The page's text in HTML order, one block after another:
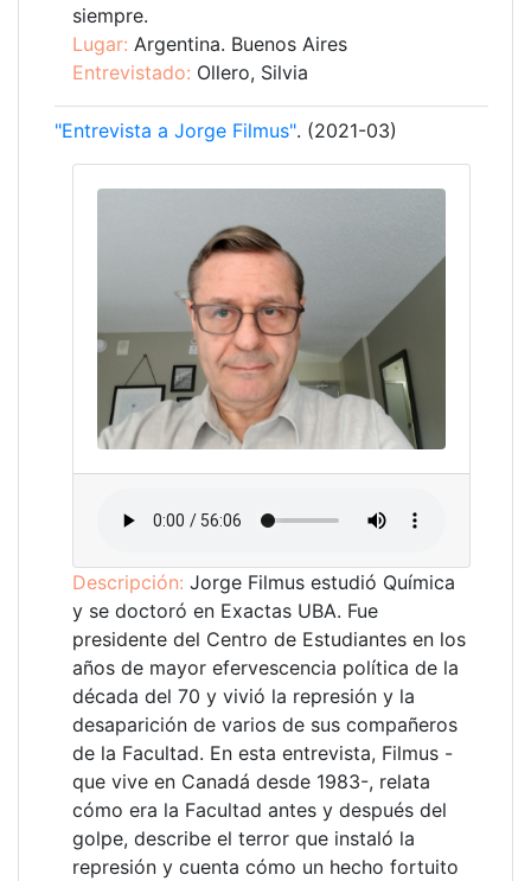
siempre.
Lugar: Argentina. Buenos Aires
Entrevistado: Ollero, Silvia
"Entrevista a Jorge Filmus". (2021-03)
Descripción: Jorge Filmus estudió Química
y se doctoró en Exactas UBA. Fue
presidente del Centro de Estudiantes en los
años de mayor efervescencia política de la
década del 70 y vivió la represión y la
desaparición de varios de sus compañeros
de la Facultad. En esta entrevista, Filmus -
que vive en Canadá desde 1983-, relata
cómo era la Facultad antes y después del
golpe, describe el terror que instaló la
represión y cuenta cómo un hecho fortuito